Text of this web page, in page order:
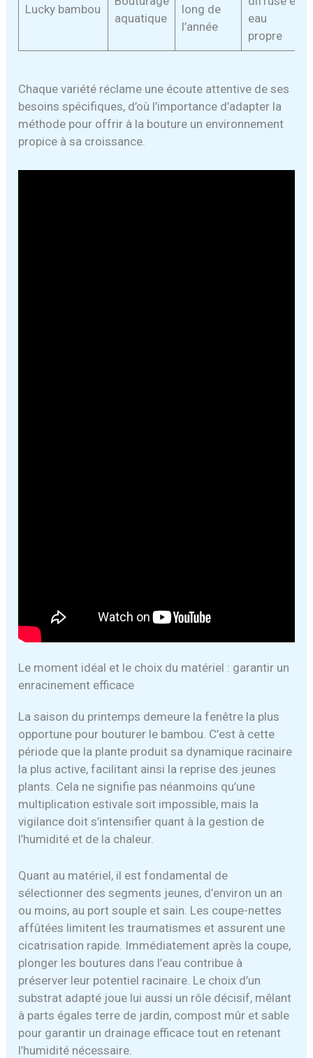
Lucky bambou
aquatique
long de
l’année
eau
propre
Chaque variété réclame une écoute attentive de ses
besoins spécifiques, d’où l’importance d’adapter la
méthode pour offrir à la bouture un environnement
propice à sa croissance.
Le moment idéal et le choix du matériel : garantir un
enracinement efficace
La saison du printemps demeure la fenêtre la plus
opportune pour bouturer le bambou. C’est à cette
période que la plante produit sa dynamique racinaire
la plus active, facilitant ainsi la reprise des jeunes
plants. Cela ne signifie pas néanmoins qu’une
multiplication estivale soit impossible, mais la
vigilance doit s’intensifier quant à la gestion de
l’humidité et de la chaleur.
Quant au matériel, il est fondamental de
sélectionner des segments jeunes, d’environ un an
ou moins, au port souple et sain. Les coupe-nettes
affûtées limitent les traumatismes et assurent une
cicatrisation rapide. Immédiatement après la coupe,
plonger les boutures dans l’eau contribue à
préserver leur potentiel racinaire. Le choix d’un
substrat adapté joue lui aussi un rôle décisif, mêlant
à parts égales terre de jardin, compost mûr et sable
pour garantir un drainage efficace tout en retenant
l’humidité nécessaire.